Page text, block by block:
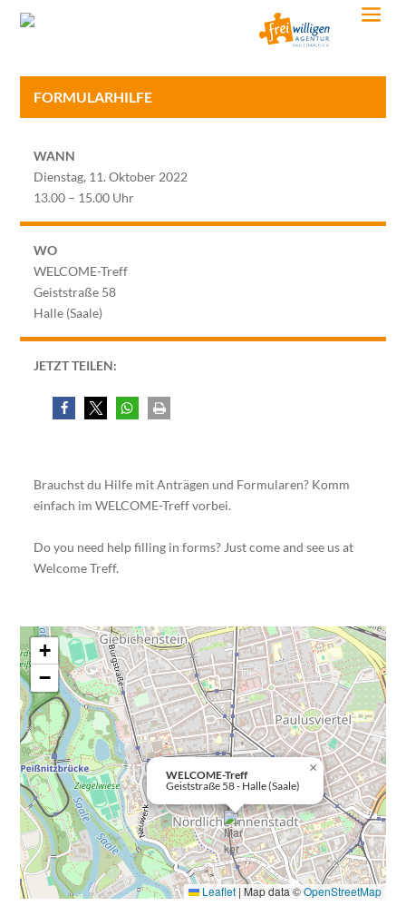
FORMULARHILFE
WANN
Dienstag, 11. Oktober 2022
13.00 – 15.00 Uhr
WO
WELCOME-Treff
Geiststraße 58
Halle (Saale)
JETZT TEILEN:
Brauchst du Hilfe mit Anträgen und Formularen? Komm
einfach im WELCOME-Treff vorbei.
Do you need help filling in forms? Just come and see us at
Welcome Treff.
WELCOME-Treff
Geiststraße 58 - Halle (Saale)
×
+
−
Leaflet | Map data ©OpenStreetMap